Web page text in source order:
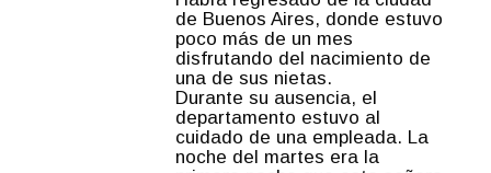
de Buenos Aires, donde estuvo
poco más de un mes
disfrutando del nacimiento de
una de sus nietas.
Durante su ausencia, el
departamento estuvo al
cuidado de una empleada. La
noche del martes era la